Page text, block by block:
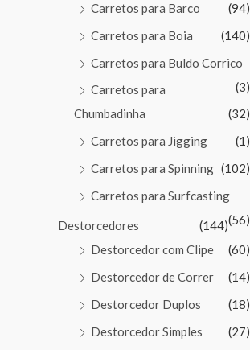
Carretos para Barco
(94)
Carretos para Boia
(140)
Carretos para Buldo Corrico
(3)
Carretos para
Chumbadinha
(32)
Carretos para Jigging
(1)
Carretos para Spinning (102)
Carretos para Surfcasting
(56)
Destorcedores
(144)
Destorcedor com Clipe
(60)
Destorcedor de Correr
(14)
Destorcedor Duplos
(18)
Destorcedor Simples
(27)